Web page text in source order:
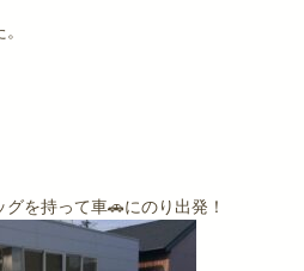
を持って車🚗にのり出発！